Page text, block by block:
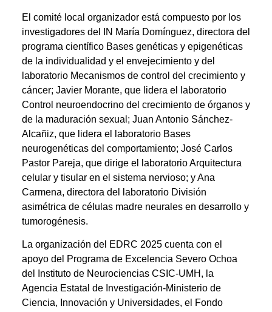
El comité local organizador está compuesto por los
investigadores del IN María Domínguez, directora del
programa científico Bases genéticas y epigenéticas
de la individualidad y el envejecimiento y del
laboratorio Mecanismos de control del crecimiento y
cáncer; Javier Morante, que lidera el laboratorio
Control neuroendocrino del crecimiento de órganos y
de la maduración sexual; Juan Antonio Sánchez-
Alcañiz, que lidera el laboratorio Bases
neurogenéticas del comportamiento; José Carlos
Pastor Pareja, que dirige el laboratorio Arquitectura
celular y tisular en el sistema nervioso; y Ana
Carmena, directora del laboratorio División
asimétrica de células madre neurales en desarrollo y
tumorogénesis.
La organización del EDRC 2025 cuenta con el
apoyo del Programa de Excelencia Severo Ochoa
del Instituto de Neurociencias CSIC-UMH, la
Agencia Estatal de Investigación-Ministerio de
Ciencia, Innovación y Universidades, el Fondo